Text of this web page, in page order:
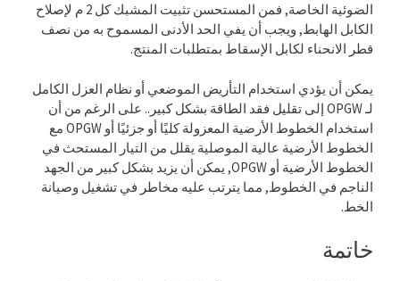
الضوئية الخاصة, فمن المستحسن تثبيت المشبك كل 2 م لإصلاح
الكابل الهابط, ويجب أن يفي الحد الأدنى المسموح به من نصف
قطر الانحناء لكابل الإسقاط بمتطلبات المنتج.
يمكن أن يؤدي استخدام التأريض الموضعي أو نظام العزل الكامل
لـ OPGW إلى تقليل فقد الطاقة بشكل كبير.. على الرغم من أن
استخدام الخطوط الأرضية المعزولة كليًا أو جزئيًا أو OPGW مع
الخطوط الأرضية عالية الموصلية يقلل من التيار المستحث في
الخطوط الأرضية أو OPGW, يمكن أن يزيد بشكل كبير من الجهد
الناجم في الخطوط, مما يترتب عليه مخاطر في تشغيل وصيانة
الخط.
خاتمة